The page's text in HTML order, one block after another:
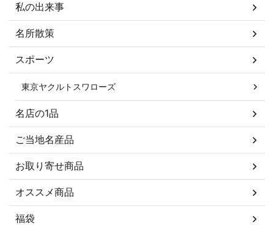
私の出来事
名所散策
スポーツ
東京ヤクルトスワローズ
名店の1品
ご当地名産品
お取り寄せ商品
オススメ商品
福袋